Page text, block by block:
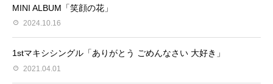
MINI ALBUM「笑顔の花」
2024.10.16
1stマキシシングル「ありがとう ごめんなさい 大好き」
2021.04.01